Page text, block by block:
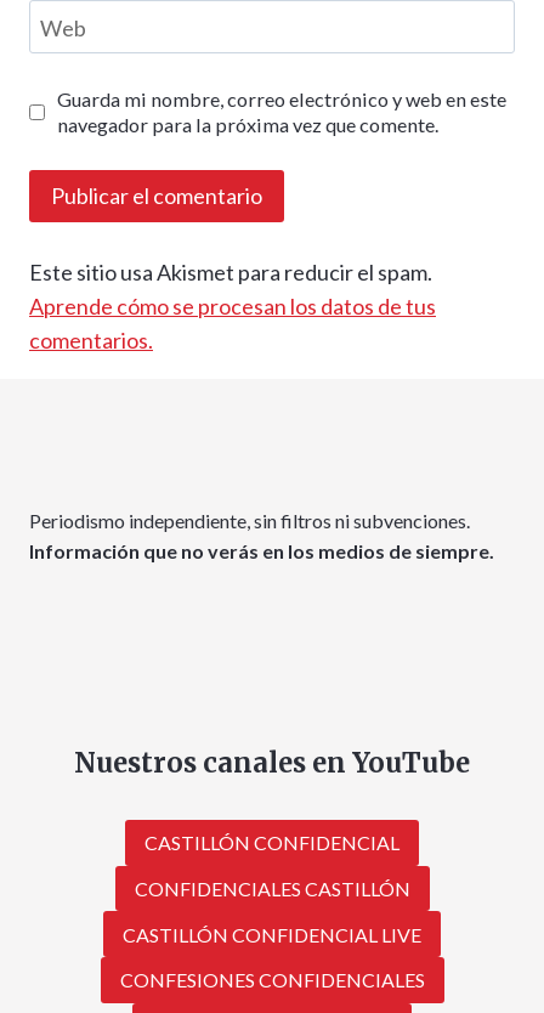
Web
Guarda mi nombre, correo electrónico y web en este
navegador para la próxima vez que comente.
Este sitio usa Akismet para reducir el spam.
Aprende cómo se procesan los datos de tus
comentarios.
Periodismo independiente, sin filtros ni subvenciones.
Información que no verás en los medios de siempre.
Nuestros canales en YouTube
CASTILLÓN CONFIDENCIAL
CONFIDENCIALES CASTILLÓN
CASTILLÓN CONFIDENCIAL LIVE
CONFESIONES CONFIDENCIALES